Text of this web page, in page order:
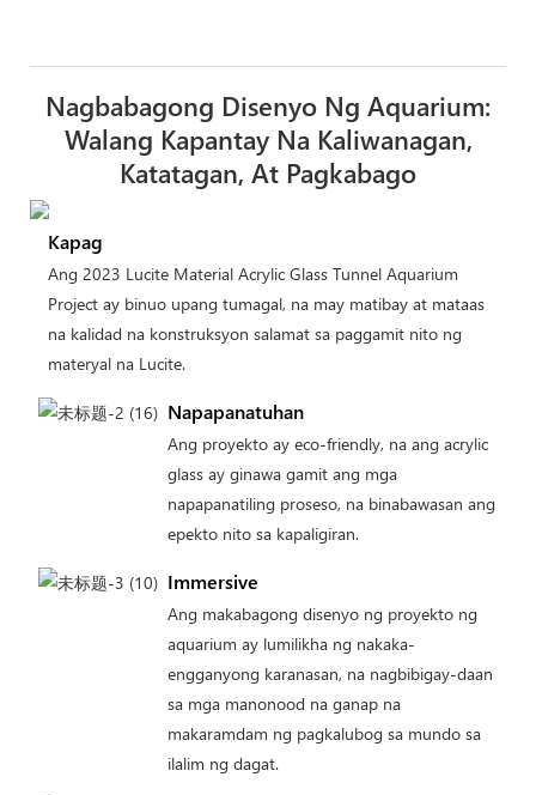
Nagbabagong Disenyo Ng Aquarium:
Walang Kapantay Na Kaliwanagan,
Katatagan, At Pagkabago
Kapag
Ang 2023 Lucite Material Acrylic Glass Tunnel Aquarium
Project ay binuo upang tumagal, na may matibay at mataas
na kalidad na konstruksyon salamat sa paggamit nito ng
materyal na Lucite.
Napapanatuhan
Ang proyekto ay eco-friendly, na ang acrylic
glass ay ginawa gamit ang mga
napapanatiling proseso, na binabawasan ang
epekto nito sa kapaligiran.
Immersive
Ang makabagong disenyo ng proyekto ng
aquarium ay lumilikha ng nakaka-
engganyong karanasan, na nagbibigay-daan
sa mga manonood na ganap na
makaramdam ng pagkalubog sa mundo sa
ilalim ng dagat.